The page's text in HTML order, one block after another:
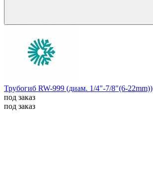
Трубогиб RW-999 (диам. 1/4"-7/8"(6-22mm))
под заказ
под заказ